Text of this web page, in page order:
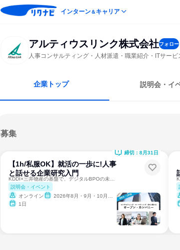
インターン＆キャリア
アルティウスリンク株式会社フォロー
人事コンサルティング・人材派遣・職業紹介・ITサービ
企業トップ 説明会・イ
募集
【1h/私服OK】就活の一歩に!人事
と話せる企業研究入門
説明会・イベント
オンライン
2026年8月・9月・10月・11月・12月
1日
締切：8月31日